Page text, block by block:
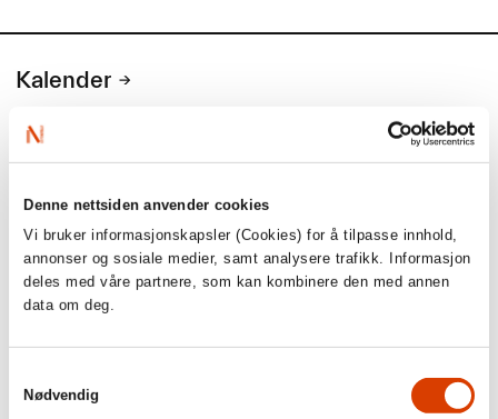
Denne nettsiden anvender cookies
Vi bruker informasjonskapsler (Cookies) for å tilpasse innhold,
annonser og sosiale medier, samt analysere trafikk. Informasjon
deles med våre partnere, som kan kombinere den med annen
data om deg.
Nødvendig
Kalender
Kommende aktiviteter
1. september
Søknadsfrist: Tilskudd til eksport- og
markedstiltak i utlandet (for norske
(for norske agenter og forlag)